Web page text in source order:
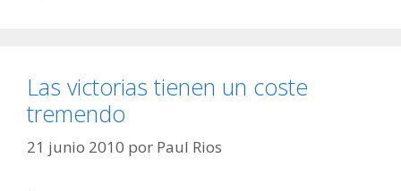
Las victorias tienen un coste
tremendo
21 junio 2010 por Paul Rios